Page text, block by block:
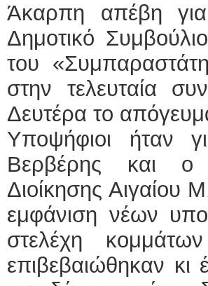
Άκαρπη απέβη
Δημοτικό
του
στην τελευταία
Δευτέρα το
Υποψήφιοι ήταν
Βερβέρης και ο
Διοίκησης Αιγαίου
εμφάνιση νέων
στελέχη
επιβεβαιώθηκαν